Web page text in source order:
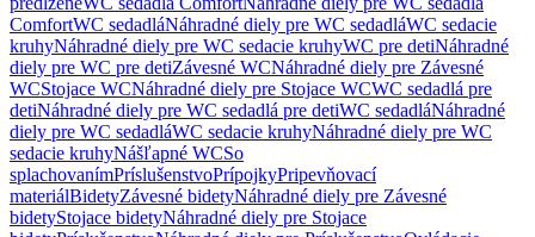
ComfortWC sedadláNáhradné diely pre WC sedadláWC sedacie
kruhyNáhradné diely pre WC sedacie kruhyWC pre detiNáhradné
diely pre WC pre detiZávesné WCNáhradné diely pre Závesné
WCStojace WCNáhradné diely pre Stojace WCWC sedadlá pre
detiNáhradné diely pre WC sedadlá pre detiWC sedadláNáhradné
diely pre WC sedadláWC sedacie kruhyNáhradné diely pre WC
sedacie kruhyNášľapné WCSo
splachovanímPríslušenstvoPrípojkyPripevňovací
materiálBidetyZávesné bidetyNáhradné diely pre Závesné
bidetyStojace bidetyNáhradné diely pre Stojace